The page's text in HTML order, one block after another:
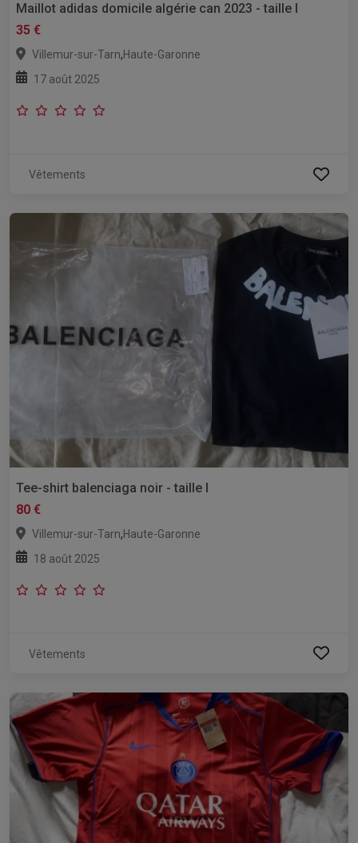
Maillot adidas domicile algérie can 2023 - taille l
35 €
Villemur-sur-Tarn,Haute-Garonne
17 août 2025
Vêtements
Tee-shirt balenciaga noir - taille l
80 €
Villemur-sur-Tarn,Haute-Garonne
18 août 2025
Vêtements